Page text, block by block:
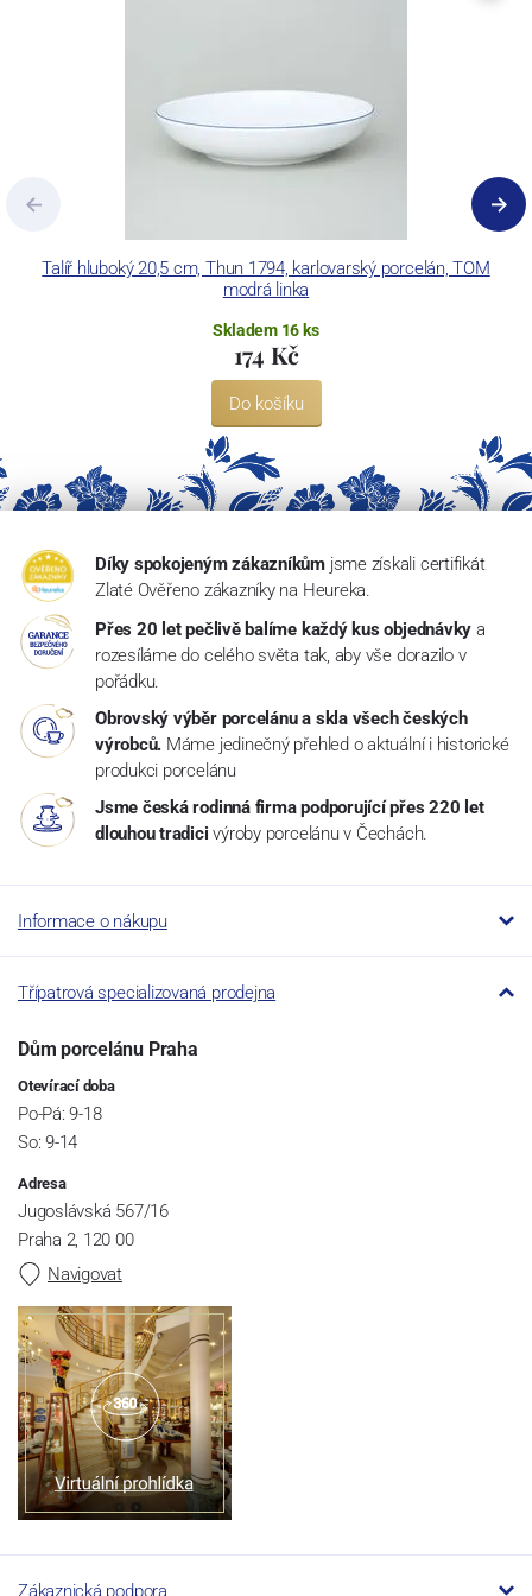
Talíř hluboký 20,5 cm, Thun 1794, karlovarský porcelán, TOM
modrá linka
Skladem 16 ks
174 Kč
Do košíku
Díky spokojeným zákazníkům jsme získali certifikát
Zlaté Ověřeno zákazníky na Heureka.
Přes 20 let pečlivě balíme každý kus objednávky a
rozesíláme do celého světa tak, aby vše dorazilo v
pořádku.
Obrovský výběr porcelánu a skla všech českých
výrobců. Máme jedinečný přehled o aktuální i historické
produkci porcelánu
Jsme česká rodinná firma podporující přes 220 let
dlouhou tradici výroby porcelánu v Čechách.
Informace o nákupu
Třípatrová specializovaná prodejna
Dům porcelánu Praha
Otevírací doba
Po-Pá: 9-18
So: 9-14
Adresa
Jugoslávská 567/16
Praha 2, 120 00
Navigovat
Zákaznická podpora